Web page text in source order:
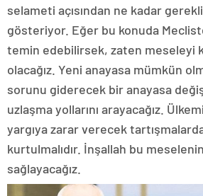
selameti açısından ne kadar
gösteriyor. Eğer bu konuda
temin edebilirsek, zaten meseleyi
olacağız. Yeni anayasa mümkün
sorunu giderecek bir anayasa
uzlaşma yollarını arayacağız.
yargıya zarar verecek
kurtulmalıdır. İnşallah bu
sağlayacağız.